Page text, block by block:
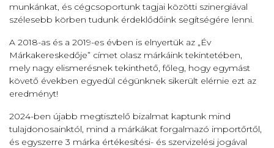
munkánkat, és cégcsoportunk tagjai közötti szinergiával
szélesebb körben tudunk érdeklődőink segítségére lenni.
A 2018-as és a 2019-es évben is elnyertük az „Év
Márkakereskedője” címet olasz márkáink tekintetében,
mely nagy elismerésnek tekinthető, főleg, hogy egymást
követő években egyedül cégünknek sikerült elérnie ezt az
eredményt!
2024-ben újabb megtisztelő bizalmat kaptunk mind
tulajdonosainktól, mind a márkákat forgalmazó importőrtől,
és egyszerre 3 márka értékesítési- és szervizelési jogával